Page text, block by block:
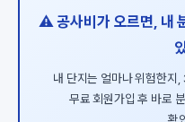
⚠️ 공사비가 오르면, 내
내 단지는 얼마나 위험한지
무료 회원가입 후 바로